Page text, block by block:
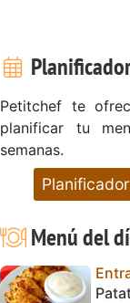
Petitchef te
planificar tu
semanas.
Menú del